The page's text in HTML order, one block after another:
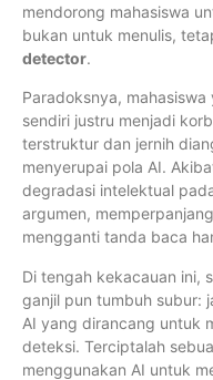
mendorong mahasiswa
bukan untuk menulis,
detector.
Paradoksnya,
sendiri justru menjadi
terstruktur dan jernih
menyerupai pola AI.
degradasi intelektual
argumen,
mengganti tanda baca
Di tengah kekacauan ini,
ganjil pun tumbuh subur:
AI yang dirancang untuk
deteksi. Terciptalah
menggunakan AI untuk